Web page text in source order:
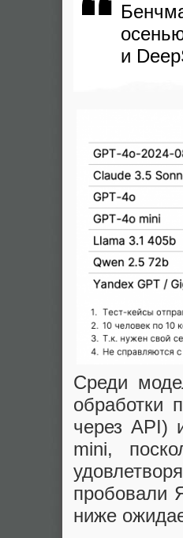
и
Среди
обработки
через API)
mini,
пробовали
ниже